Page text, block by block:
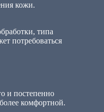
кожи.
типа
потребоваться
и постепенно
комфортной.